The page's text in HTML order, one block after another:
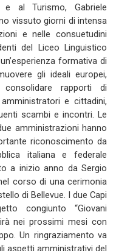
e al Turismo, Gabriele
vissuto giorni di intensa
e nelle consuetudini
del Liceo Linguistico
formativa di
gli ideali europei,
rapporti di
e cittadini,
scambi e incontri. Le
amministrazioni hanno
riconoscimento da
italiana e federale
a inizio anno da Sergio
corso di una cerimonia
di Bellevue. I due Capi
congiunto “Giovani
nei prossimi mesi con
Un ringraziamento va
aspetti amministrativi del